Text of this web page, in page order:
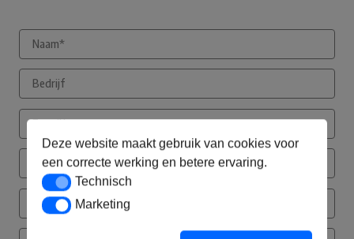
Deze website maakt gebruik van cookies voor
een correcte werking en betere ervaring.
TechnischTechnisch
MarketingMarketing